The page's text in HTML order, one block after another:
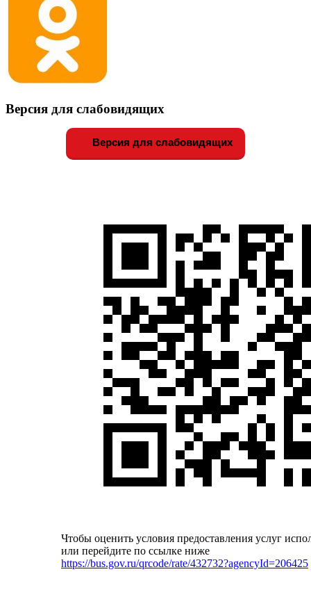
Версия для слабовидящих
Версия для слабовидящих
Чтобы оценить условия предоставления услуг
или перейдите по ссылке ниже
https://bus.gov.ru/qrcode/rate/432732?agencyId=206425